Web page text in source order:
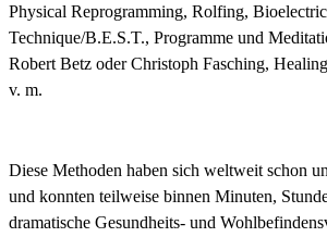
Physical Reprogramming, Rolfing,
Technique/B.E.S.T., Programme und
Robert Betz oder Christoph Fasching,
v. m.
Diese Methoden haben sich weltweit schon
und konnten teilweise binnen Minuten,
dramatische Gesundheits- und